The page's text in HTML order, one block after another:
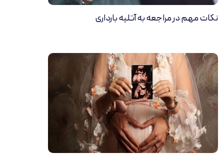
نکات مهم در مراجعه به آتلیه بارداری